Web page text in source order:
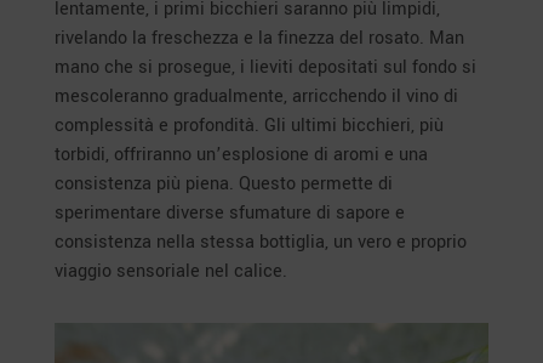
lentamente, i primi bicchieri saranno più limpidi,
rivelando la freschezza e la finezza del rosato. Man
mano che si prosegue, i lieviti depositati sul fondo si
mescoleranno gradualmente, arricchendo il vino di
complessità e profondità. Gli ultimi bicchieri, più
torbidi, offriranno un’esplosione di aromi e una
consistenza più piena. Questo permette di
sperimentare diverse sfumature di sapore e
consistenza nella stessa bottiglia, un vero e proprio
viaggio sensoriale nel calice.